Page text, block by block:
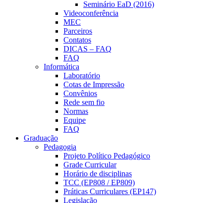
Seminário EaD (2016)
Videoconferência
MEC
Parceiros
Contatos
DICAS – FAQ
FAQ
Informática
Laboratório
Cotas de Impressão
Convênios
Rede sem fio
Normas
Equipe
FAQ
Graduação
Pedagogia
Projeto Político Pedagógico
Grade Curricular
Horário de disciplinas
TCC (EP808 / EP809)
Práticas Curriculares (EP147)
Legislação